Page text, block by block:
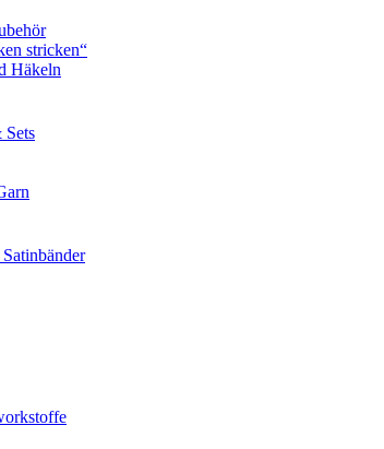
stricken“
Häkeln